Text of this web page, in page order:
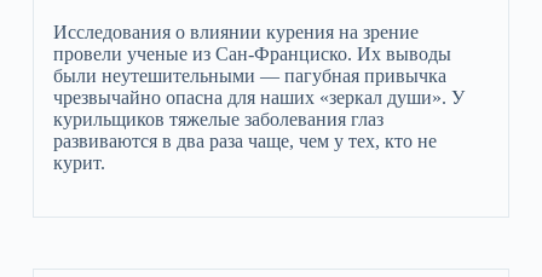
Исследования о влиянии курения на зрение
провели ученые из Сан-Франциско. Их выводы
были неутешительными — пагубная привычка
чрезвычайно опасна для наших «зеркал души». У
курильщиков тяжелые заболевания глаз
развиваются в два раза чаще, чем у тех, кто не
курит.